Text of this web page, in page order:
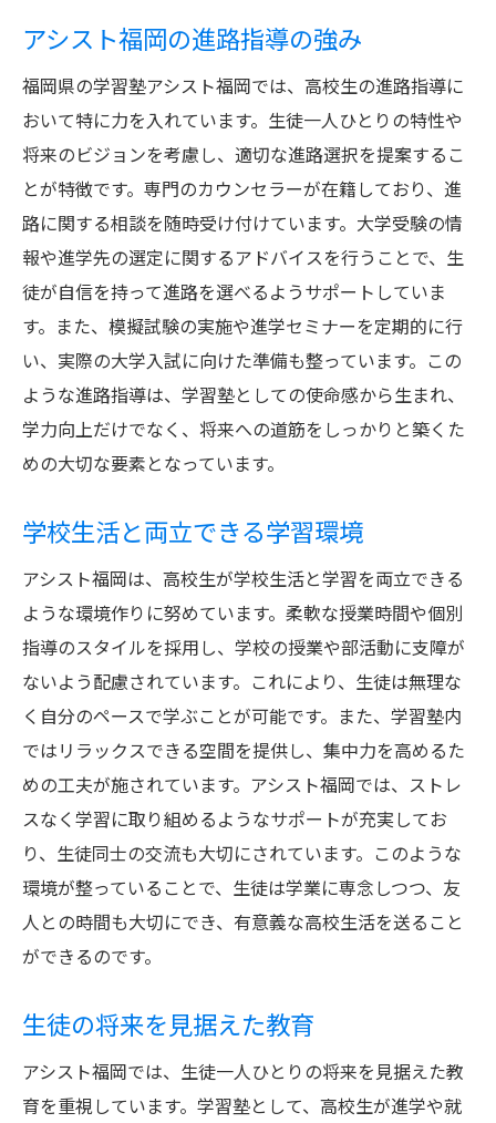
アシスト福岡の進路指導の強み
福岡県の学習塾アシスト福岡では、高校生の進路指導に
おいて特に力を入れています。生徒一人ひとりの特性や
将来のビジョンを考慮し、適切な進路選択を提案するこ
とが特徴です。専門のカウンセラーが在籍しており、進
路に関する相談を随時受け付けています。大学受験の情
報や進学先の選定に関するアドバイスを行うことで、生
徒が自信を持って進路を選べるようサポートしていま
す。また、模擬試験の実施や進学セミナーを定期的に行
い、実際の大学入試に向けた準備も整っています。この
ような進路指導は、学習塾としての使命感から生まれ、
学力向上だけでなく、将来への道筋をしっかりと築くた
めの大切な要素となっています。
学校生活と両立できる学習環境
アシスト福岡は、高校生が学校生活と学習を両立できる
ような環境作りに努めています。柔軟な授業時間や個別
指導のスタイルを採用し、学校の授業や部活動に支障が
ないよう配慮されています。これにより、生徒は無理な
く自分のペースで学ぶことが可能です。また、学習塾内
ではリラックスできる空間を提供し、集中力を高めるた
めの工夫が施されています。アシスト福岡では、ストレ
スなく学習に取り組めるようなサポートが充実してお
り、生徒同士の交流も大切にされています。このような
環境が整っていることで、生徒は学業に専念しつつ、友
人との時間も大切にでき、有意義な高校生活を送ること
ができるのです。
生徒の将来を見据えた教育
アシスト福岡では、生徒一人ひとりの将来を見据えた教
育を重視しています。学習塾として、高校生が進学や就